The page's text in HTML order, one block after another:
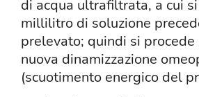
di acqua ultrafiltrata, a cui
millilitro di soluzione
prelevato; quindi si procede
nuova dinamizzazione
(scuotimento energico del